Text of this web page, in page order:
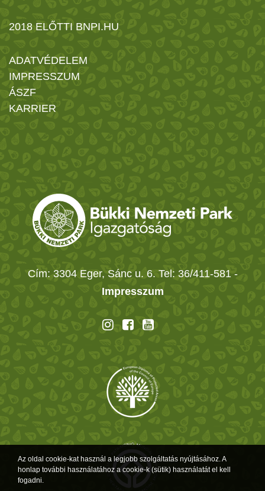
2018 ELŐTTI BNPI.HU
ADATVÉDELEM
IMPRESSZUM
ÁSZF
KARRIER
Cím: 3304 Eger, Sánc u. 6. Tel: 36/411-581 -
Impresszum
Az oldal cookie-kat használ a legjobb szolgáltatás nyújtásához. A
honlap további használatához a cookie-k (sütik) használatát el kell
fogadni.